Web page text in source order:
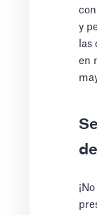
y
las
en